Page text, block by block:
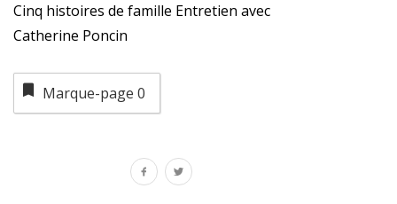
Cinq histoires de famille Entretien avec
Catherine Poncin
Marque-page 0